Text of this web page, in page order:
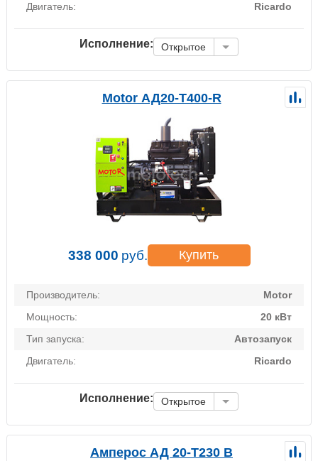
Двигатель:
Ricardo
Исполнение: Открытое
Motor АД20-Т400-R
338 000 руб. Купить
Производитель:
Motor
Мощность:
20 кВт
Тип запуска:
Автозапуск
Двигатель:
Ricardo
Исполнение: Открытое
Амперос АД 20-Т230 B